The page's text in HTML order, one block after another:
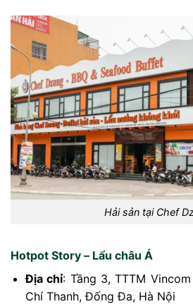
Hải sản tại Chef
Hotpot Story – Lẩu châu Á
Địa chỉ: Tầng 3, TTTM
Chí Thanh, Đống Đa, Hà Nội